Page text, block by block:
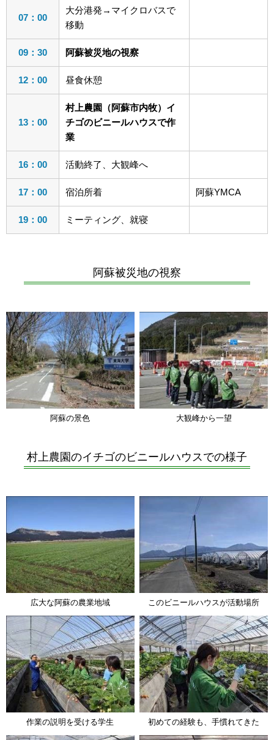
07：00
大分港発→マイクロバスで
移動
09：30 阿蘇被災地の視察
12：00 昼食休憩
13：00
村上農園（阿蘇市内牧）イ
チゴのビニールハウスで作
業
16：00 活動終了、大観峰へ
17：00 宿泊所着 阿蘇YMCA
19：00 ミーティング、就寝
阿蘇被災地の視察
阿蘇の景色 大観峰から一望
村上農園のイチゴのビニールハウスでの様子
広大な阿蘇の農業地域 このビニールハウスが活動場所
作業の説明を受ける学生 初めての経験も、手慣れてきた